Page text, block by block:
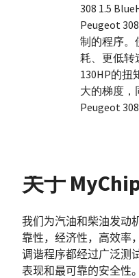
308 1.5
Peugeot
制的程序。
耗、更低转
130HP的扭
大的梯度，
Peugeot
关于
我们为汽油和柴油发动
靠性，经济性，高效率
调谐程序都经过广泛测
表现和最可靠的安全性